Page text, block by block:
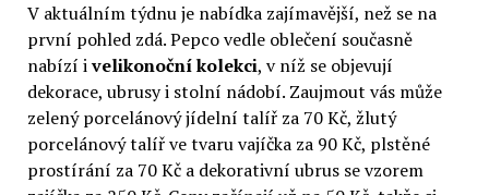
V aktuálním týdnu je nabídka zajímavější, než se na
první pohled zdá. Pepco vedle oblečení současně
nabízí ivelikonoční kolekci, v níž se objevují
dekorace, ubrusy i stolní nádobí. Zaujmout vás může
zelený porcelánový jídelní talíř za 70 Kč, žlutý
porcelánový talíř ve tvaru vajíčka za 90 Kč, plstěné
prostírání za 70 Kč a dekorativní ubrus se vzorem